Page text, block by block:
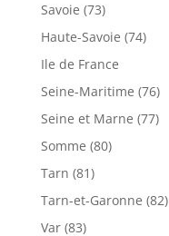
Savoie (73)
Haute-Savoie (74)
Ile de France
Seine-Maritime (76)
Seine et Marne (77)
Somme (80)
Tarn (81)
Tarn-et-Garonne (82)
Var (83)